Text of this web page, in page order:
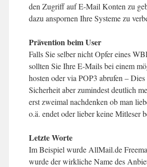
den Zugriff auf E-Mail Konten zu
dazu anspornen Ihre Systeme zu
Prävention beim User
Falls Sie selber nicht Opfer eines
sollten Sie Ihre E-Mails bei einem
hosten oder via POP3 abrufen –
Sicherheit aber zumindest deutlich
erst zweimal nachdenken ob man
o.ä. endet oder lieber keine Mitleser
Letzte Worte
Im Beispiel wurde AllMail.de
wurde der wirkliche Name des